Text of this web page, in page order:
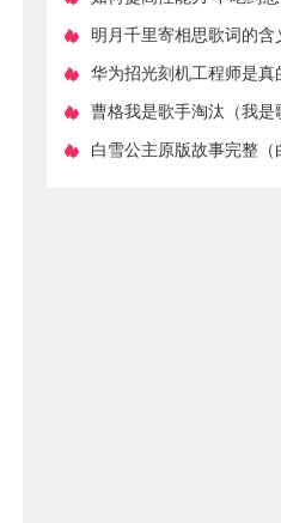
明月千里寄相思歌词的含
曲经典老歌明月千里寄相
华为招光刻机工程师是真
光刻机吗）
曹格我是歌手淘汰（我是
赛排名剧透）
白雪公主原版故事完整（